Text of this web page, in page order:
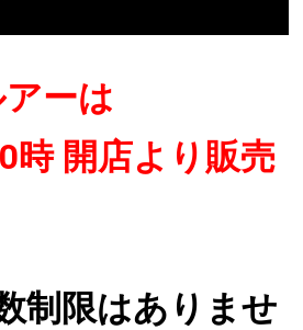
ーは
時 開店より販売
制限はありませ